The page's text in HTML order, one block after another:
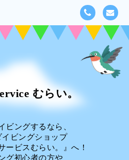
むらい。
ビングするなら、
ビングショップ
ービスむらい。』へ！
グ初心者の方や